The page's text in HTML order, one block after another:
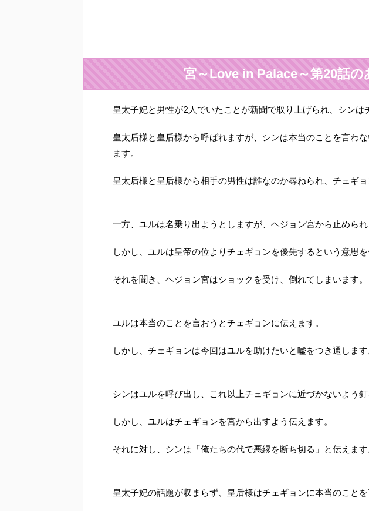
宮～Love in Palace～第20話の
皇太子妃と男性が2人でいたことが新聞で取り上げられ、シンは
皇太后様と皇后様から呼ばれますが、シンは本当のことを言わ
ます。
皇太后様と皇后様から相手の男性は誰なのか尋ねられ、チェギョ
一方、ユルは名乗り出ようとしますが、ヘジョン宮から止められ
しかし、ユルは皇帝の位よりチェギョンを優先するという意思を
それを聞き、ヘジョン宮はショックを受け、倒れてしまいます。
ユルは本当のことを言おうとチェギョンに伝えます。
しかし、チェギョンは今回はユルを助けたいと嘘をつき通します
シンはユルを呼び出し、これ以上チェギョンに近づかないよう釘
しかし、ユルはチェギョンを宮から出すよう伝えます。
それに対し、シンは「俺たちの代で悪縁を断ち切る」と伝えます
皇太子妃の話題が収まらず、皇后様はチェギョンに本当のことを